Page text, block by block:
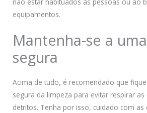
não estar habituados às pessoas ou ao
equipamentos.
Mantenha-se a
segura
Acima de tudo, é recomendado que
segura da limpeza para evitar respirar
detritos. Tenha por isso, cuidado com as